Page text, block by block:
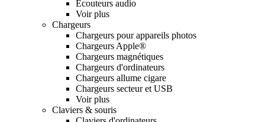
Ecouteurs audio
Voir plus
Chargeurs
Chargeurs pour appareils photos
Chargeurs Apple®
Chargeurs magnétiques
Chargeurs d'ordinateurs
Chargeurs allume cigare
Chargeurs secteur et USB
Voir plus
Claviers & souris